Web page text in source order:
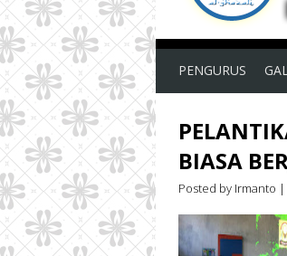
PENGURUS
BIASA
Posted by Irmanto |